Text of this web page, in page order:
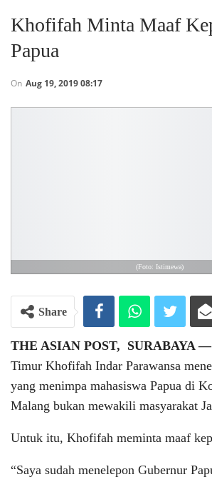
Khofifah Minta Maaf
Papua
On Aug 19, 2019 08:17
(Foto: Istimewa)
Share
THE ASIAN POST, SURABAYA ―
Timur Khofifah Indar Parawansa
yang menimpa mahasiswa Papua di
Malang bukan mewakili masyarakat
Untuk itu, Khofifah meminta maaf
“Saya sudah menelepon Gubernur